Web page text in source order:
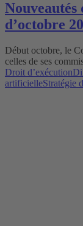
Nouveautés
d’octobre
Début octobre, le
celles de ses
Droit d’exécution
artificielleStratégie